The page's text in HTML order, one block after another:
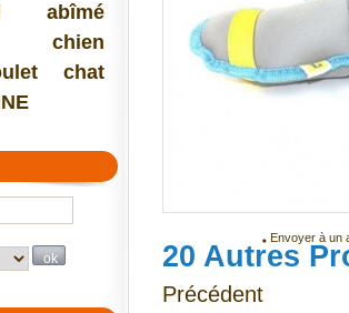
abîmé
chien
chat
Envoyer à un
20 Autres
Précédent